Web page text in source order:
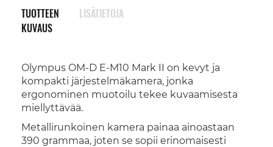
TUOTTEEN
KUVAUS
Olympus OM-D E-M10 Mark II on kevyt ja
kompakti järjestelmäkamera, jonka
ergonominen muotoilu tekee kuvaamisesta
miellyttävää.
Metallirunkoinen kamera painaa ainoastaan
390 grammaa, joten se sopii erinomaisesti
LISÄTIETOJA